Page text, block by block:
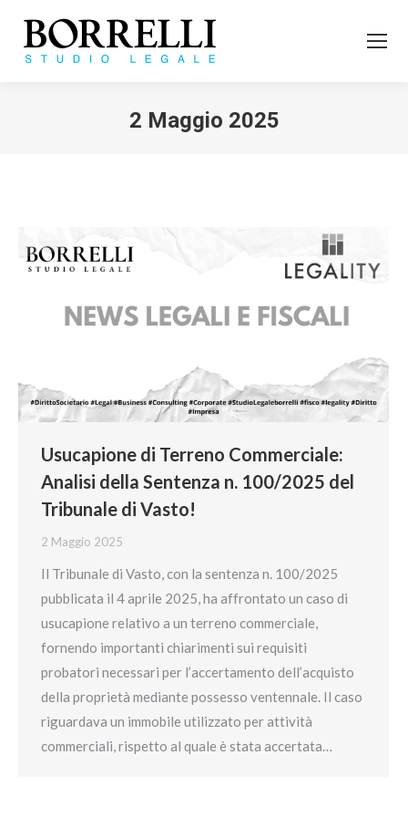
2 Maggio 2025
Usucapione di Terreno Commerciale:
Analisi della Sentenza n. 100/2025 del
Tribunale di Vasto!
2 Maggio 2025
Il Tribunale di Vasto, con la sentenza n. 100/2025
pubblicata il 4 aprile 2025, ha affrontato un caso di
usucapione relativo a un terreno commerciale,
fornendo importanti chiarimenti sui requisiti
probatori necessari per l’accertamento dell’acquisto
della proprietà mediante possesso ventennale. Il caso
riguardava un immobile utilizzato per attività
commerciali, rispetto al quale è stata accertata…